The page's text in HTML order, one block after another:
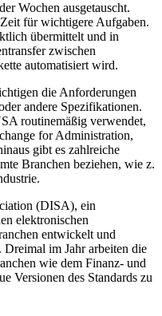
Wochen ausgetauscht.
für wichtigere Aufgaben.
übermittelt und in
zwischen
automatisiert wird.
die Anforderungen
andere Spezifikationen.
routinemäßig verwendet,
for Administration,
gibt es zahlreiche
Branchen beziehen, wie z.
(DISA), ein
elektronischen
entwickelt und
im Jahr arbeiten die
wie dem Finanz- und
Versionen des Standards zu